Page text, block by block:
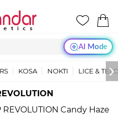
AI Mode
KOSA NOKTI LICE &
Candy Haze